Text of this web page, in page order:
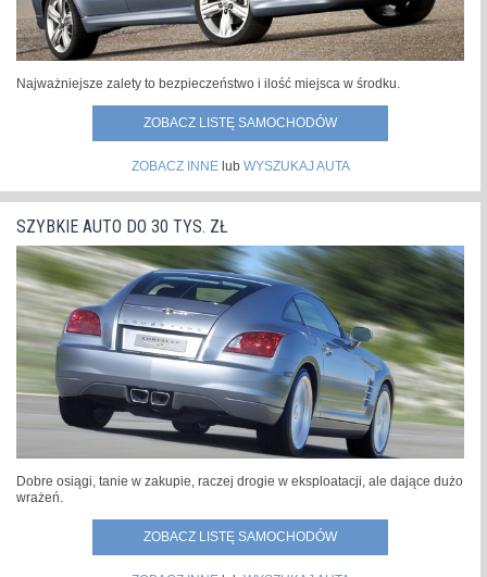
Najważniejsze zalety to bezpieczeństwo i ilość miejsca w środku.
ZOBACZ LISTĘ SAMOCHODÓW
ZOBACZ INNElub WYSZUKAJ AUTA
SZYBKIE AUTO DO 30 TYS. ZŁ
Dobre osiągi, tanie w zakupie, raczej drogie w eksploatacji, ale dające dużo
wrażeń.
ZOBACZ LISTĘ SAMOCHODÓW